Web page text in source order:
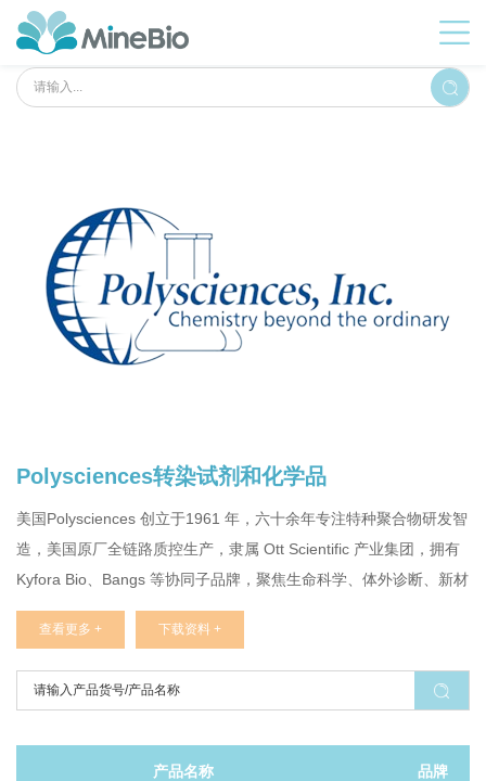
Polysciences转染试剂和化学品
美国Polysciences 创立于1961 年，六十余年专注特种聚合物研发智
造，美国原厂全链路质控生产，隶属 Ott Scientific 产业集团，拥有
Kyfora Bio、Bangs 等协同子品牌，聚焦生命科学、体外诊断、新材
料三大核心赛道Polysciences。产品线包含 PEI 转染试剂、各类单
分散微球、生物可降解高分子、病理包埋试剂、电子专用化学品，
可提供定制合成与GMP 代工服务。明星产品 PEI MAX（24765）、
MAXgene GMP 转染试剂适配蛋白 / 抗体瞬转、病毒载体制备、体
异，配套完整合规资料。全系微球产品覆盖流式校准、IVD 磁珠、
查看更多 + 下载资料 +
产品名称 品牌